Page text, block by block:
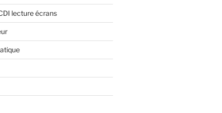
lecture écrans